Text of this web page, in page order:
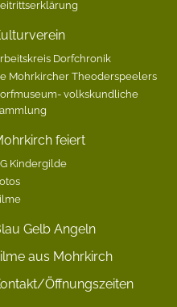
Dorfchronik
Mohrkircher Theoderspeelers
volkskundliche
feiert
Kindergilde
Gelb Angeln
aus Mohrkirch
Öffnungszeiten